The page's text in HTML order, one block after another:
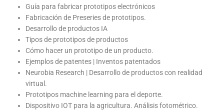
Guía para fabricar prototipos electrónicos
Fabricación de Preseries de prototipos.
Desarrollo de productos IA
Tipos de prototipos de productos
Cómo hacer un prototipo de un producto.
Ejemplos de patentes | Inventos patentados
Neurobia Research | Desarrollo de productos con realidad
virtual.
Prototipos machine learning para el deporte.
Dispositivo IOT para la agricultura. Análisis fotométrico.